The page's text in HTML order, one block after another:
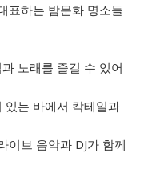
표하는 밤문화 명소들
노래를 즐길 수 있어
는 바에서 칵테일과
브 음악과 DJ가 함께